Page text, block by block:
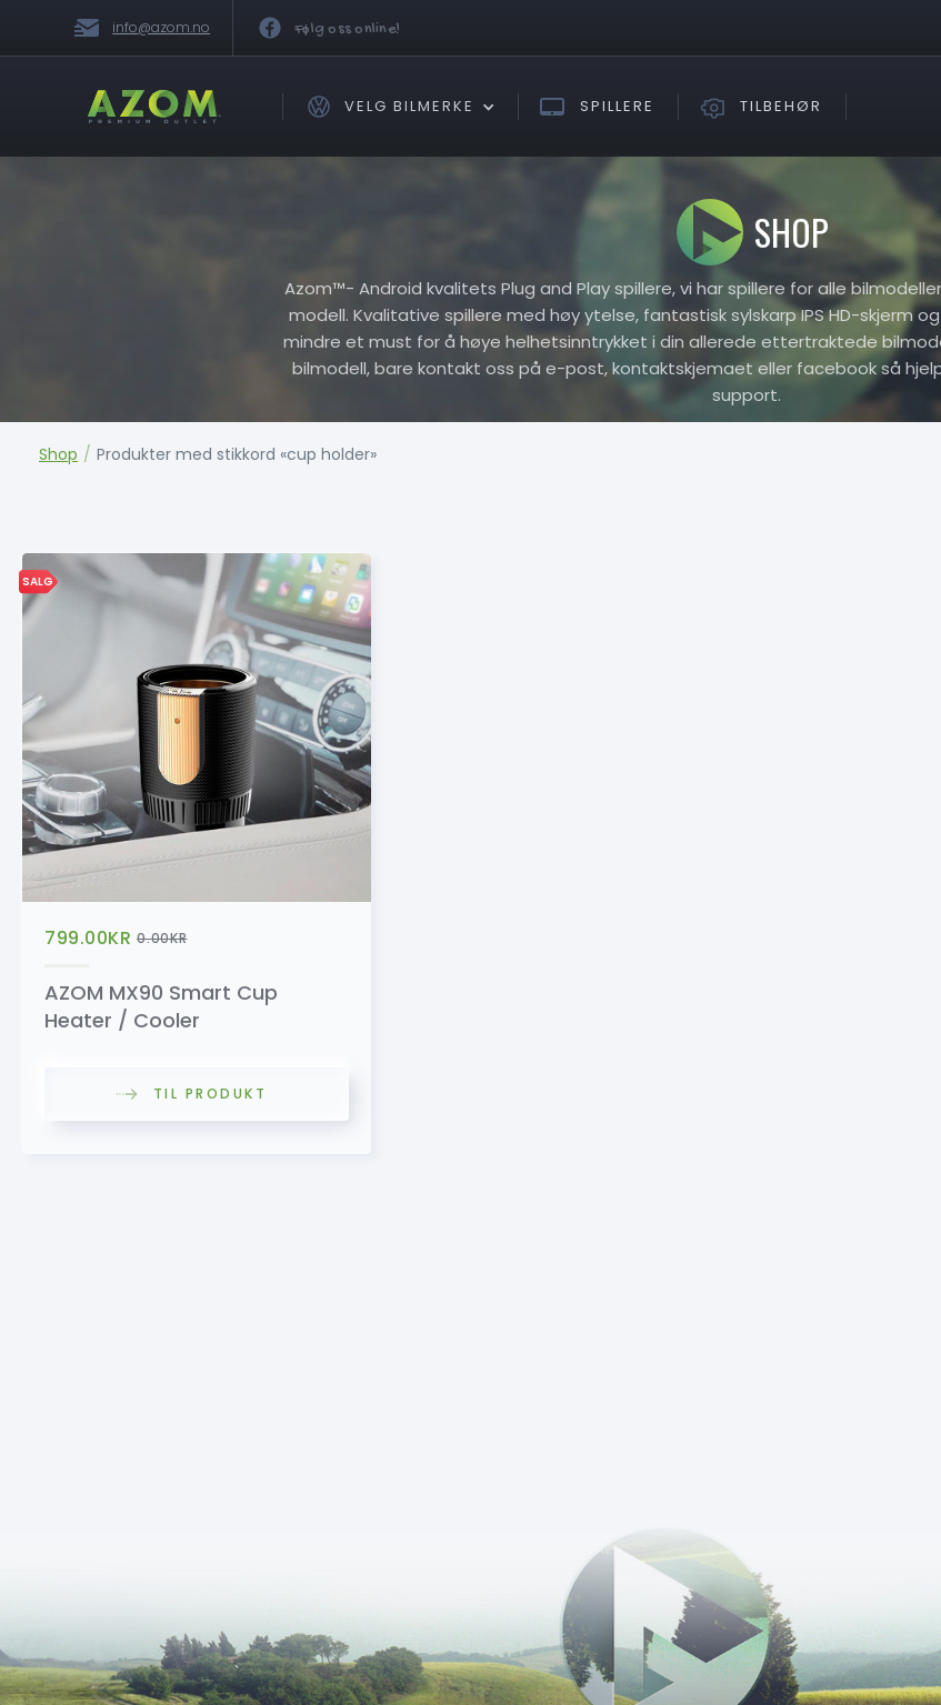
info@azom.no Følg oss online!
VELG BILMERKE SPILLERE TILBEHØR
SHOP
Azom™- Android kvalitets Plug and Play spillere, vi har spillere for alle
modell. Kvalitative spillere med høy ytelse, fantastisk sylskarp IPS HD-skjerm
mindre et must for å høye helhetsinntrykket i din allerede ettertraktede
bilmodell, bare kontakt oss på e-post, kontaktskjemaet eller facebook så
support.
Shop / Produkter med stikkord «cup holder»
SALG
799.00KR 0.00KR
AZOM MX90 Smart Cup
Heater / Cooler
TIL PRODUKT